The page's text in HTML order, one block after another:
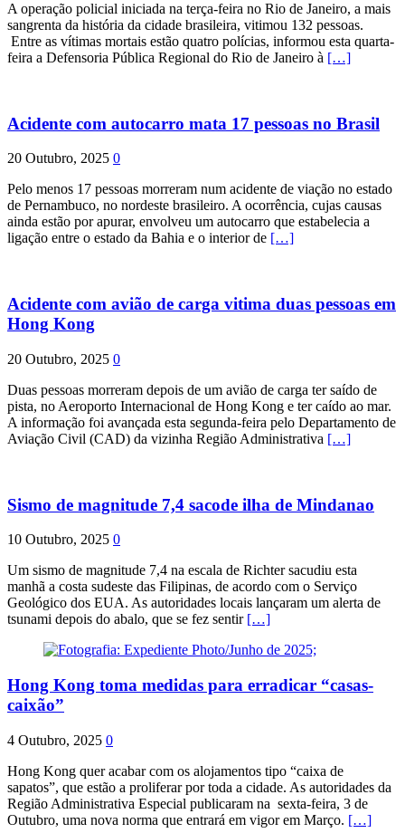
A operação policial iniciada na terça-feira no Rio de Janeiro, a mais
sangrenta da história da cidade brasileira, vitimou 132 pessoas.
Entre as vítimas mortais estão quatro polícias, informou esta quarta-
feira a Defensoria Pública Regional do Rio de Janeiro à […]
Acidente com autocarro mata 17 pessoas no Brasil
20 Outubro, 2025 0
Pelo menos 17 pessoas morreram num acidente de viação no estado
de Pernambuco, no nordeste brasileiro. A ocorrência, cujas causas
ainda estão por apurar, envolveu um autocarro que estabelecia a
ligação entre o estado da Bahia e o interior de […]
Acidente com avião de carga vitima duas pessoas em
Hong Kong
20 Outubro, 2025 0
Duas pessoas morreram depois de um avião de carga ter saído de
pista, no Aeroporto Internacional de Hong Kong e ter caído ao mar.
A informação foi avançada esta segunda-feira pelo Departamento de
Aviação Civil (CAD) da vizinha Região Administrativa […]
Sismo de magnitude 7,4 sacode ilha de Mindanao
10 Outubro, 2025 0
Um sismo de magnitude 7,4 na escala de Richter sacudiu esta
manhã a costa sudeste das Filipinas, de acordo com o Serviço
Geológico dos EUA. As autoridades locais lançaram um alerta de
tsunami depois do abalo, que se fez sentir […]
Hong Kong toma medidas para erradicar “casas-
caixão”
4 Outubro, 2025 0
Hong Kong quer acabar com os alojamentos tipo “caixa de
sapatos”, que estão a proliferar por toda a cidade. As autoridades da
Região Administrativa Especial publicaram na sexta-feira, 3 de
Outubro, uma nova norma que entrará em vigor em Março. […]